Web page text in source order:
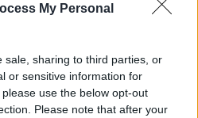
My Personal
sale, sharing to third parties, or
or sensitive information for
use the below opt-out
Please note that after your